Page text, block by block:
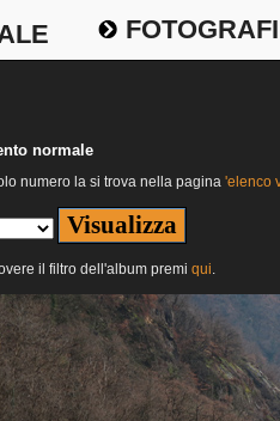
normale
numero la si trova nella pagina 'elenco
il filtro dell'album premi qui.